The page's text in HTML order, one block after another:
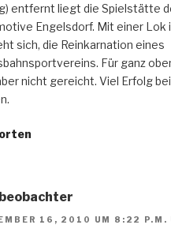
entfernt liegt die Spielstätte
Engelsdorf. Mit einer Lok
sich, die Reinkarnation eines
Für ganz
nicht gereicht. Viel Erfolg
16, 2010 UM 8:22 P.M.